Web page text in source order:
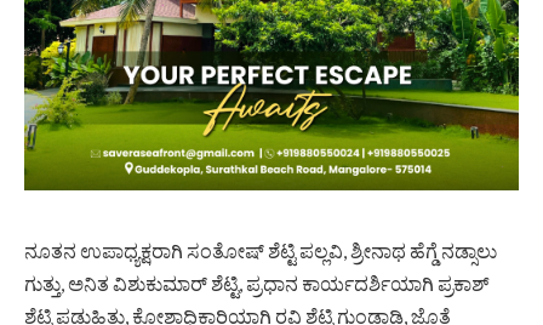
ನೂತನ ಉಪಾಧ್ಯಕ್ಷರಾಗಿ ಸಂತೋಷ್ ಶೆಟ್ಟಿ ಪಲ್ಲವಿ, ಶ್ರೀನಾಥ ಹೆಗ್ಡೆ ನಡ್ಸಾಲು
ಗುತ್ತು, ಅನಿತ ವಿಶುಕುಮಾರ್ ಶೆಟ್ಟಿ, ಪ್ರಧಾನ ಕಾರ್ಯದರ್ಶಿಯಾಗಿ ಪ್ರಕಾಶ್
ಶೆಟ್ಟಿ ಪಡುಹಿತ್ಲು, ಕೋಶಾಧಿಕಾರಿಯಾಗಿ ರವಿ ಶೆಟ್ಟಿ ಗುಂಡ್ಲಾಡಿ, ಜೊತೆ